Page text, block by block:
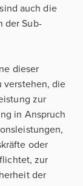
auch die
der Sub-
dieser
verstehen, die
zur
in Anspruch
oder
zur
der